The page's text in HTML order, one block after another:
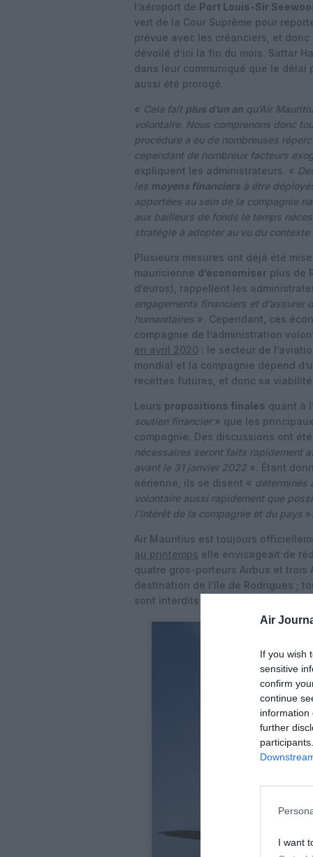
Air
If you wish
sensitive
confirm
continue
information
further
I want
l’aéroport de Port Louis-Sir
vert de la Cour Suprême pour
prévue avec les créanciers, et
dévoilé d’ici la fin du mois. Sattar
dans leur communiqué que le délai
aussi été prorogé.
« Cela fait plus d’un an qu’Air
volontaire. Nous comprenons donc
procédure a eu de nombreuses
cependant de nombreux facteurs
expliquent les administrateurs. «
les moyens financiers à être
apportées au sein de la compagnie
aux bailleurs de fonds le temps
stratégie à adopter au vu du
Plusieurs mesures ont déjà été
mauricienne d’économiser plus de
d’euros), rappellent les
engagements financiers et d’assurer
humanitaires ». Cependant, ces
compagnie de l’administration
en avril 2020 : le secteur de
mondial et la compagnie dépend
recettes futures, et donc sa
Leurs propositions finales quant à
soutien financier» que les
compagnie. Des discussions ont
nécessaires seront faits rapidement
avant le 31 janvier 2022 ». Étant
aérienne, ils se disent « déterminés
volontaire aussi rapidement que
l’intérêt de la compagnie et du pays ».
Air Mauritius est toujours
au printemps elle envisageait de
quatre gros-porteurs Airbus et trois
destination de l’île de Rodrigues ;
sont interdits au moins jusqu’au 30